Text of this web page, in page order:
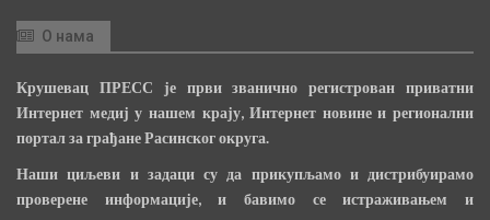
О нама
Крушевац ПРЕСС је први званично регистрован приватни
Интернет медиј у нашем крају, Интернет новине и регионални
портал за грађане Расинског округа.
Наши циљеви и задаци су да прикупљамо и дистрибуирамо
проверене информације, и бавимо се истраживањем и